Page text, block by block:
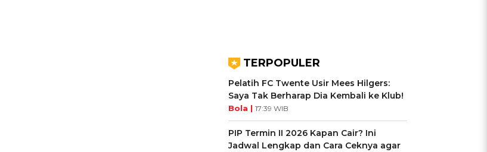
TERPOPULER
Pelatih FC Twente Usir Mees Hilgers:
Saya Tak Berharap Dia Kembali ke Klub!
Bola | 17:39 WIB
PIP Termin II 2026 Kapan Cair? Ini
Jadwal Lengkap dan Cara Ceknya agar